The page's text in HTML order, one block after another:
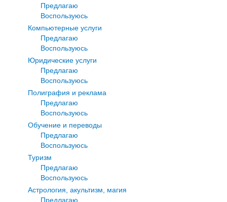
Предлагаю
Воспользуюсь
Компьютерные услуги
Предлагаю
Воспользуюсь
Юридические услуги
Предлагаю
Воспользуюсь
Полиграфия и реклама
Предлагаю
Воспользуюсь
Обучение и переводы
Предлагаю
Воспользуюсь
Туризм
Предлагаю
Воспользуюсь
Астрология, акультизм, магия
Предлагаю